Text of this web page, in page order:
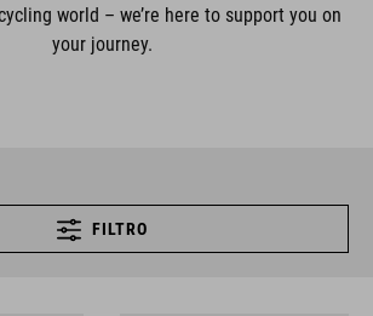
world – we’re here to support you on
your journey.
FILTRO